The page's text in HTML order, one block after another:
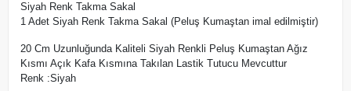
Siyah Renk Takma Sakal
1 Adet Siyah Renk Takma Sakal (Peluş Kumaştan imal edilmiştir)
20 Cm Uzunluğunda Kaliteli Siyah Renkli Peluş Kumaştan Ağız
Kısmı Açık Kafa Kısmına Takılan Lastik Tutucu Mevcuttur
Renk :Siyah